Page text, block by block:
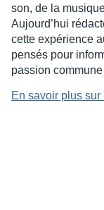
son, de la
Aujourd’hui
cette expérience
pensés pour
passion
En savoir plus sur